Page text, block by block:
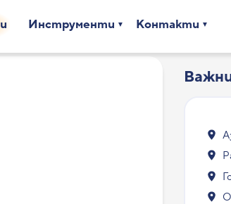
Инструменти Контакти